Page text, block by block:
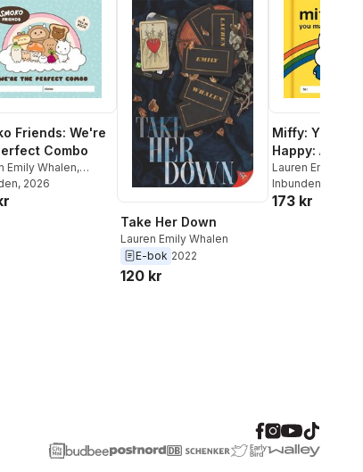
Friends: We're
Combo
Emily Whalen,
, 2026
Take Her Down
Lauren Emily Whalen
E-bok 2022
120 kr
Miffy: You
Happy: A Fill-
Lauren Emily
Inbunden
173 kr